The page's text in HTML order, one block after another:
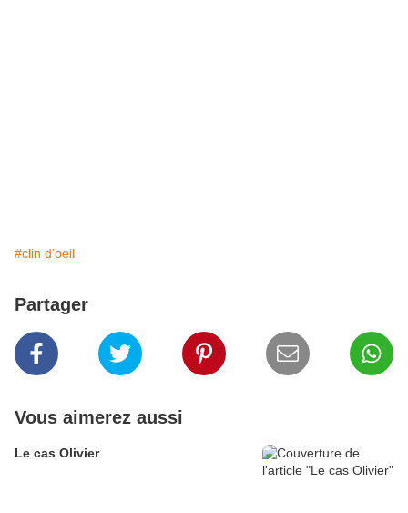
#clin d'oeil
Partager
Vous aimerez aussi
Le cas Olivier